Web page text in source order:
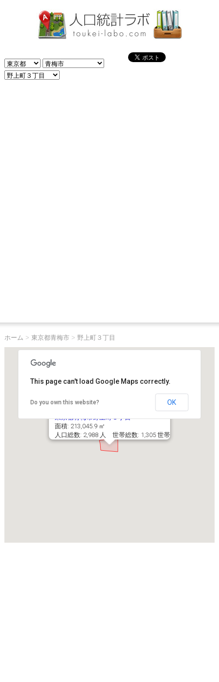
ホーム > 東京都青梅市> 野上町３丁目
東京都青梅市野上町３丁目
面積: 213,045.9 ㎡
人口総数: 2,988 人 世帯総数: 1,305 世帯
This page can't load Google Maps correctly.
Do you own this website? OK